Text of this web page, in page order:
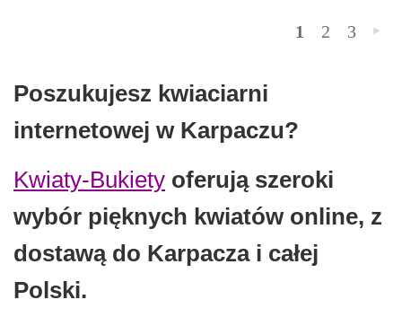
1 2 3 »
Poszukujesz kwiaciarni
internetowej w Karpaczu?
Kwiaty-Bukiety oferują szeroki
wybór pięknych kwiatów online, z
dostawą do Karpacza i całej
Polski.